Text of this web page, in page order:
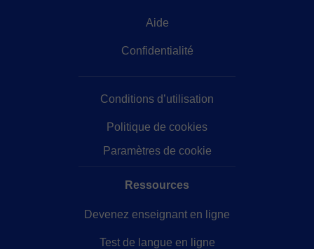
Aide
Confidentialité
Conditions d’utilisation
Politique de cookies
Paramètres de cookie
Ressources
Devenez enseignant en ligne
Test de langue en ligne